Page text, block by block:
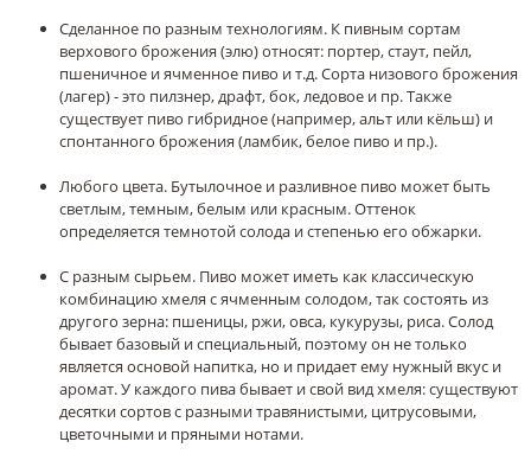
Сделанное по разным технологиям. К пивным сортам
верхового брожения (элю) относят: портер, стаут, пейл,
пшеничное и ячменное пиво и т.д. Сорта низового брожения
(лагер) - это пилзнер, драфт, бок, ледовое и пр. Также
существует пиво гибридное (например, альт или кёльш) и
спонтанного брожения (ламбик, белое пиво и пр.).
Любого цвета. Бутылочное и разливное пиво может быть
светлым, темным, белым или красным. Оттенок
определяется темнотой солода и степенью его обжарки.
С разным сырьем. Пиво может иметь как классическую
комбинацию хмеля с ячменным солодом, так состоять из
другого зерна: пшеницы, ржи, овса, кукурузы, риса. Солод
бывает базовый и специальный, поэтому он не только
является основой напитка, но и придает ему нужный вкус и
аромат. У каждого пива бывает и свой вид хмеля: существуют
десятки сортов с разными травянистыми, цитрусовыми,
цветочными и пряными нотами.